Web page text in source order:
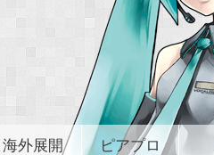
海外展開 ピアプロ